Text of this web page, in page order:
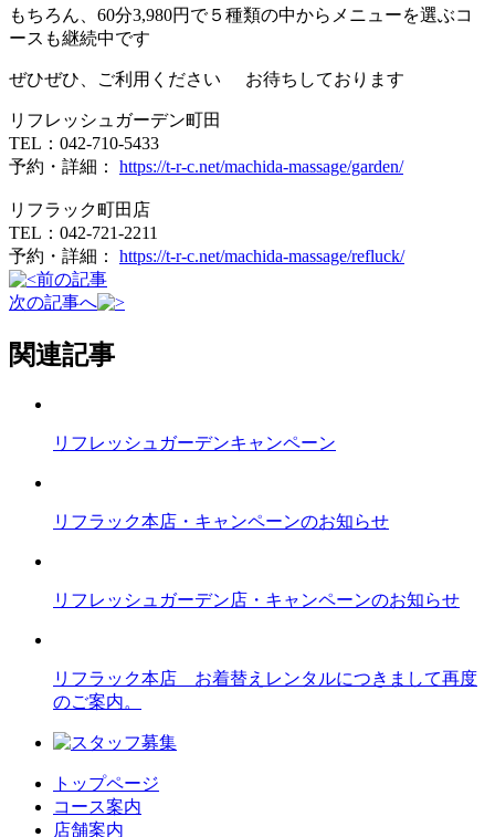
もちろん、60分3,980円で５種類の中からメニューを選ぶコ
ースも継続中です
ぜひぜひ、ご利用ください お待ちしております
リフレッシュガーデン町田
TEL：042-710-5433
予約・詳細： https://t-r-c.net/machida-massage/garden/
リフラック町田店
TEL：042-721-2211
予約・詳細： https://t-r-c.net/machida-massage/refluck/
前の記事
次の記事へ
関連記事
リフレッシュガーデンキャンペーン
リフラック本店・キャンペーンのお知らせ
リフレッシュガーデン店・キャンペーンのお知らせ
リフラック本店 お着替えレンタルにつきまして再度
のご案内。
トップページ
コース案内
店舗案内